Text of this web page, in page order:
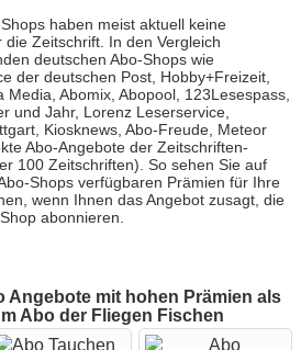
haben meist aktuell keine
Zeitschrift. In den Vergleich
deutschen Abo-Shops wie
der deutschen Post, Hobby+Freizeit,
Media, Abomix, Abopool, 123Lesespass,
und Jahr, Lorenz Leserservice,
Kiosknews, Abo-Freude, Meteor
Abo-Angebote der Zeitschriften-
100 Zeitschriften). So sehen Sie auf
Shops verfügbaren Prämien für Ihre
wenn Ihnen das Angebot zusagt, die
abonnieren.
Angebote mit hohen Prämien als
Abo der Fliegen Fischen